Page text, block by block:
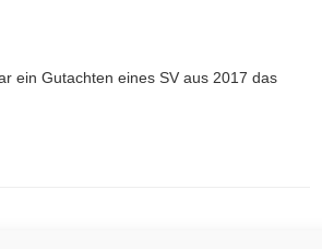
ein Gutachten eines SV aus 2017 das